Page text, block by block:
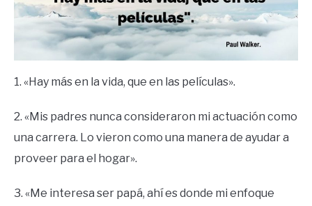
1. «Hay más en la vida, que en las películas».
2. «Mis padres nunca consideraron mi actuación como
una carrera. Lo vieron como una manera de ayudar a
proveer para el hogar».
3. «Me interesa ser papá, ahí es donde mi enfoque